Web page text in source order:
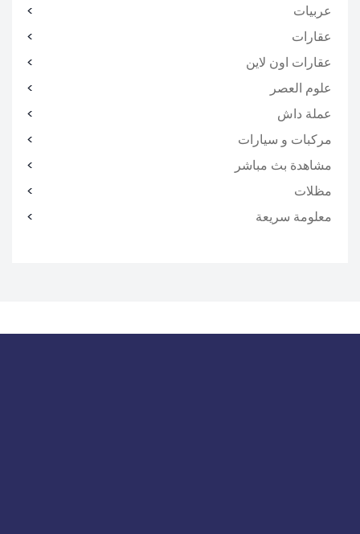
عربيات
عقارات
عقارات اون لاين
علوم العصر
عملة داش
مركبات و سيارات
مشاهدة بث مباشر
مظلات
معلومة سريعة